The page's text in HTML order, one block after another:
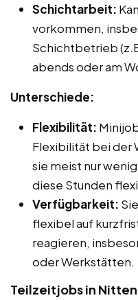
Schichtarbeit:
vorkommen,
Schichtbetrieb
abends oder am
Unterschiede:
Flexibilität:
Flexibilität bei der
sie meist nur
diese Stunden
Verfügbarkeit:
flexibel auf
reagieren,
oder Werkstätten.
Teilzeitjobs in